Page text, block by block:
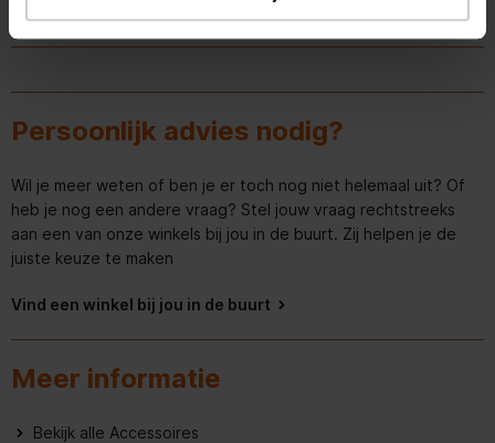
Persoonlijk advies nodig?
Wil je meer weten of ben je er toch nog niet helemaal uit? Of
heb je nog een andere vraag? Stel jouw vraag rechtstreeks
aan een van onze winkels bij jou in de buurt. Zij helpen je de
juiste keuze te maken
Vind een winkel bij jou in de buurt
Meer informatie
Bekijk alle Accessoires